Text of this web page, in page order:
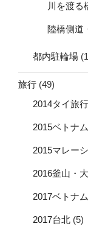
川を渡る
陸橋側道
都内駐輪場
旅行 (49)
2014タイ旅行
2015ベトナ
2015マレー
2016釜山・
2017ベトナ
2017台北 (5)